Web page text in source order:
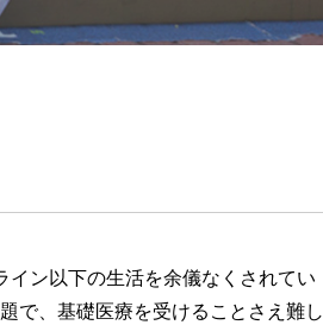
ン以下の生活を余儀なくされてい
で、基礎医療を受けることさえ難し